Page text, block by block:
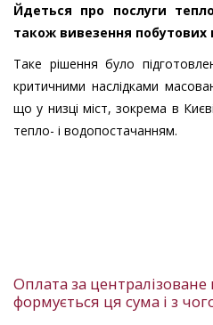
Йдеться про послуги
також вивезення побутових
Таке рішення було
критичними наслідками
що у низці міст, зокрема в
тепло- і водопостачанням.
Оплата за
формується ця сума і з